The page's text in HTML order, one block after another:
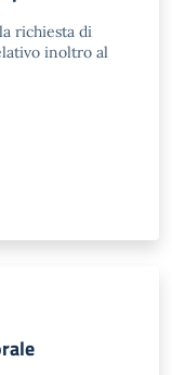
richiesta di
inoltro al